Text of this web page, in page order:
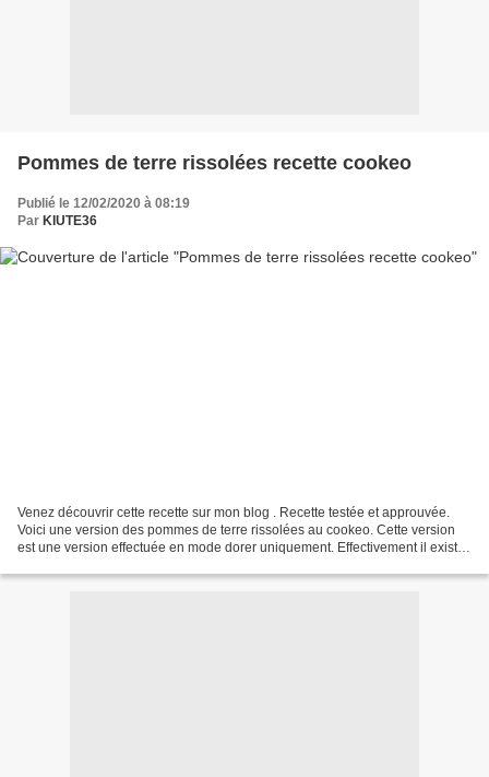
Pommes de terre rissolées recette cookeo
Publié le 12/02/2020 à 08:19
Par KIUTE36
Venez découvrir cette recette sur mon blog . Recette testée et approuvée.
Voici une version des pommes de terre rissolées au cookeo. Cette version
est une version effectuée en mode dorer uniquement. Effectivement il existe